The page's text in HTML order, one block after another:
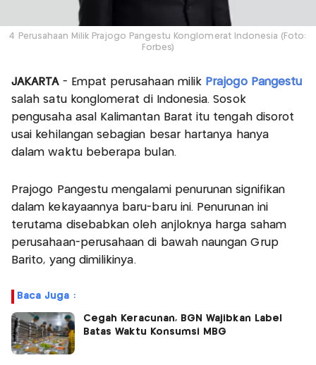
4 Perusahaan Milik Prajogo Pangestu Konglomerat Indonesia (Foto:
Forbes)
JAKARTA - Empat perusahaan milik Prajogo Pangestu
salah satu konglomerat di Indonesia. Sosok
pengusaha asal Kalimantan Barat itu tengah disorot
usai kehilangan sebagian besar hartanya hanya
dalam waktu beberapa bulan.
Prajogo Pangestu mengalami penurunan signifikan
dalam kekayaannya baru-baru ini. Penurunan ini
terutama disebabkan oleh anjloknya harga saham
perusahaan-perusahaan di bawah naungan Grup
Barito, yang dimilikinya.
Baca Juga :
Cegah Keracunan, BGN Wajibkan Label
Batas Waktu Konsumsi MBG